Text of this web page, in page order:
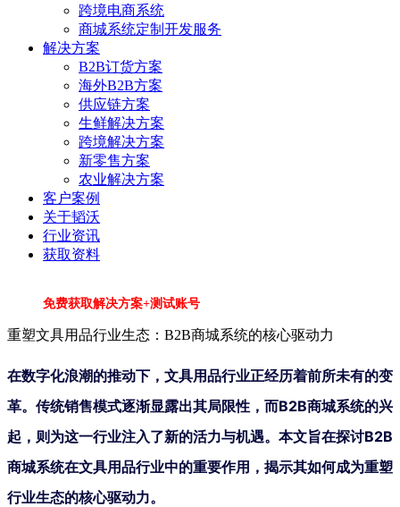
跨境电商系统
商城系统定制开发服务
解决方案
B2B订货方案
海外B2B方案
供应链方案
生鲜解决方案
跨境解决方案
新零售方案
农业解决方案
客户案例
关于韬沃
行业资讯
获取资料
免费获取解决方案+测试账号
重塑文具用品行业生态：B2B商城系统的核心驱动力
在数字化浪潮的推动下，文具用品行业正经历着前所未有的变
革。传统销售模式逐渐显露出其局限性，而B2B商城系统的兴
起，则为这一行业注入了新的活力与机遇。本文旨在探讨B2B
商城系统在文具用品行业中的重要作用，揭示其如何成为重塑
行业生态的核心驱动力。